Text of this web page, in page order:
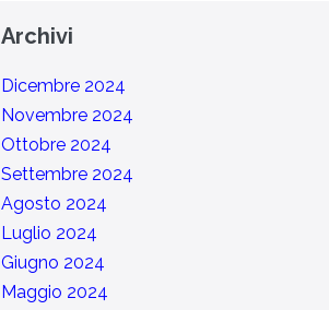
Archivi
Dicembre 2024
Novembre 2024
Ottobre 2024
Settembre 2024
Agosto 2024
Luglio 2024
Giugno 2024
Maggio 2024